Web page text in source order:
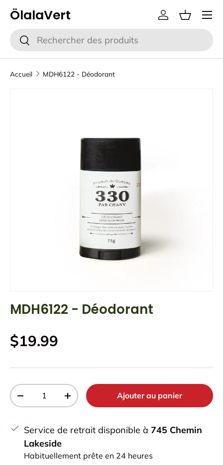
Aller au contenu
ÖlalaVert
Recherche
Rechercher
Se connecter
Panier
Accueil MDH6122 - Déodorant
MDH6122 - Déodorant
Prix habituel
$19.99
Qté
Diminuer la quantitéAugmenter la quantité
Ajouter au panier
Service de retrait disponible à 745 Chemin
Lakeside
Habituellement prête en 24 heures